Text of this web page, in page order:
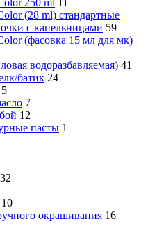
250 ml 11
(28 ml) стандартные
с капельницами 59
(фасовка 15 мл для мк)
водоразбавляемая) 41
батик 24
5
7
12
пасты 1
32
10
окрашивания 16